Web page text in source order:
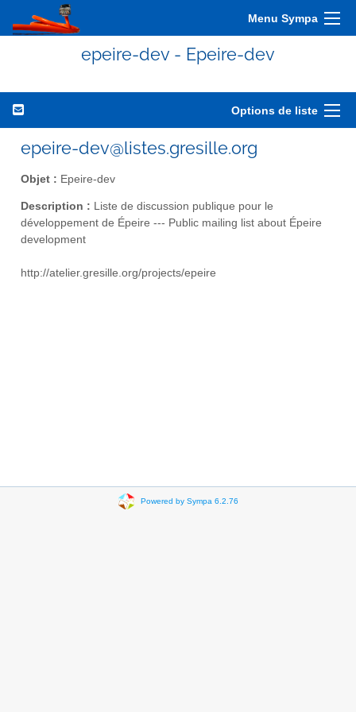
Menu Sympa
epeire-dev - Epeire-dev
Options de liste
epeire-dev@listes.gresille.org
Objet : Epeire-dev
Description : Liste de discussion publique pour le
développement de Épeire --- Public mailing list about Épeire
development
http://atelier.gresille.org/projects/epeire
Powered by Sympa 6.2.76